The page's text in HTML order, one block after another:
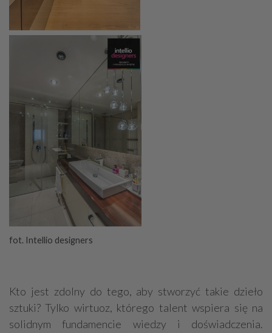
fot. Intellio designers
Kto jest zdolny do tego, aby stworzyć takie dzieło
sztuki? Tylko wirtuoz, którego talent wspiera się na
solidnym fundamencie wiedzy i doświadczenia.